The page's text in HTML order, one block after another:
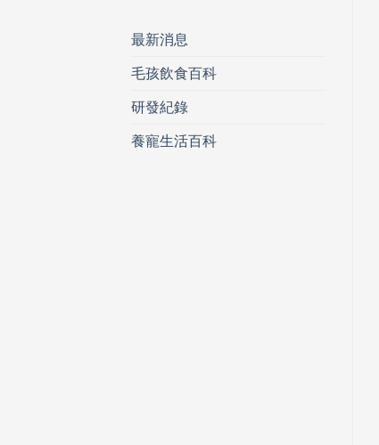
最新消息
毛孩飲食百科
研發紀錄
養寵生活百科